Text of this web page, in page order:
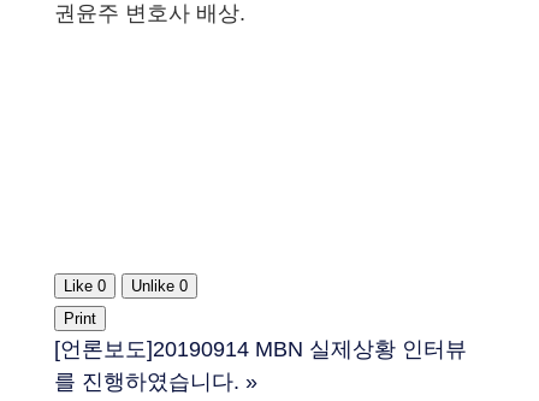
권윤주 변호사 배상.
Like 0 Unlike 0
Print
[언론보도]20190914 MBN 실제상황 인터뷰
를 진행하였습니다. »